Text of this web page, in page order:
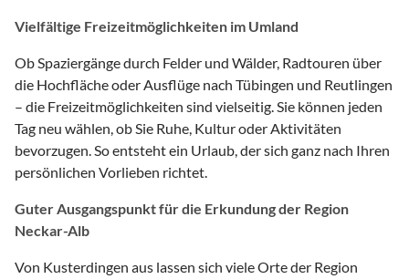
Vielfältige Freizeitmöglichkeiten im Umland
Ob Spaziergänge durch Felder und Wälder, Radtouren über
die Hochfläche oder Ausflüge nach Tübingen und Reutlingen
– die Freizeitmöglichkeiten sind vielseitig. Sie können jeden
Tag neu wählen, ob Sie Ruhe, Kultur oder Aktivitäten
bevorzugen. So entsteht ein Urlaub, der sich ganz nach Ihren
persönlichen Vorlieben richtet.
Guter Ausgangspunkt für die Erkundung der Region
Neckar-Alb
Von Kusterdingen aus lassen sich viele Orte der Region